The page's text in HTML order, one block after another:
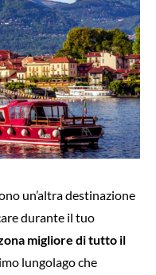
un’altra destinazione
durante il tuo
migliore di tutto il
lungolago che